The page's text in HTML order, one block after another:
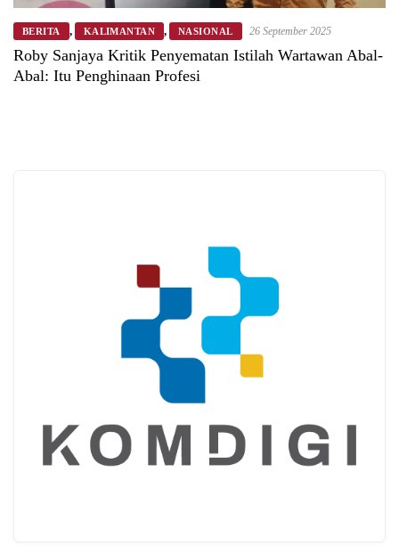
BERITA , KALIMANTAN , NASIONAL 26 September 2025
Roby Sanjaya Kritik Penyematan Istilah Wartawan Abal-
Abal: Itu Penghinaan Profesi